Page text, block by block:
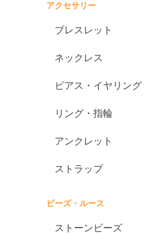
アクセサリー
ブレスレット
ネックレス
ピアス・イヤリング
リング・指輪
アンクレット
ストラップ
ビーズ・ルース
ストーンビーズ